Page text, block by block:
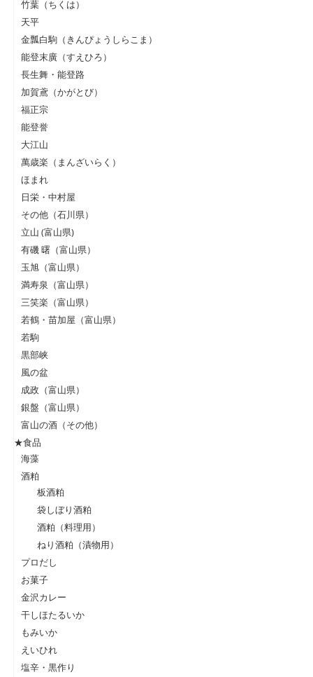
竹葉（ちくは）
天平
金瓢白駒（きんぴょうしらこま）
能登末廣（すえひろ）
長生舞・能登路
加賀鳶（かがとび）
福正宗
能登誉
大江山
萬歳楽（まんざいらく）
ほまれ
日栄・中村屋
その他（石川県）
立山 (富山県)
有磯 曙（富山県）
玉旭（富山県）
満寿泉（富山県）
三笑楽（富山県）
若鶴・苗加屋（富山県）
若駒
黒部峡
風の盆
成政（富山県）
銀盤（富山県）
富山の酒（その他）
★食品
海藻
酒粕
板酒粕
袋しぼり酒粕
酒粕（料理用）
ねり酒粕（漬物用）
プロだし
お菓子
金沢カレー
干しほたるいか
もみいか
えいひれ
塩辛・黒作り